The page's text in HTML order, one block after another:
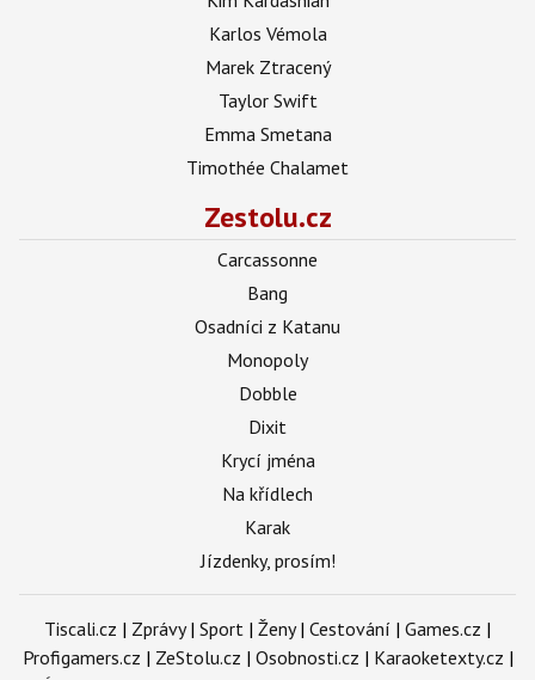
Karlos Vémola
Marek Ztracený
Taylor Swift
Emma Smetana
Timothée Chalamet
Zestolu.cz
Carcassonne
Bang
Osadníci z Katanu
Monopoly
Dobble
Dixit
Krycí jména
Na křídlech
Karak
Jízdenky, prosím!
Tiscali.cz | Zprávy| Sport | Ženy| Cestování | Games.cz |
Profigamers.cz | ZeStolu.cz | Osobnosti.cz | Karaoketexty.cz |